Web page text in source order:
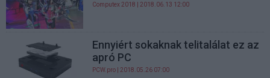
Computex 2018 | 2018.06.13 12:00
Ennyiért sokaknak telitalálat ez az
apró PC
PCW.pro | 2018.05.26 07:00